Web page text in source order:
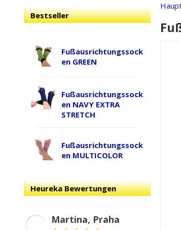
Bestseller
Fußausrichtungssock
en GREEN
Fußausrichtungssock
en NAVY EXTRA
STRETCH
Fußausrichtungssock
en MULTICOLOR
Heureka Bewertungen
Martina, Praha